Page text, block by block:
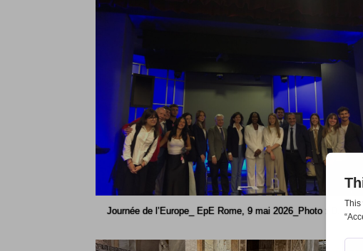
Journée de l’Europe_ EpE Rome, 9 mai 2026_Photo : D. Goller